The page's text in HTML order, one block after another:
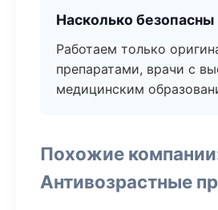
Насколько
Работаем только
препаратами, врачи с
медицинским
Похожие
Антивозрастные